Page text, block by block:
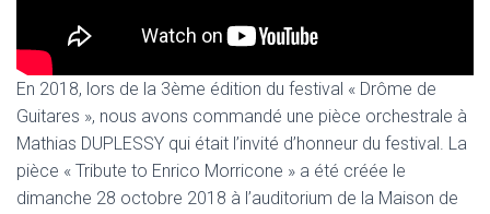
En 2018, lors de la 3ème édition du festival « Drôme de
Guitares », nous avons commandé une pièce orchestrale à
Mathias DUPLESSY qui était l’invité d’honneur du festival. La
pièce « Tribute to Enrico Morricone » a été créée le
dimanche 28 octobre 2018 à l’auditorium de la Maison de